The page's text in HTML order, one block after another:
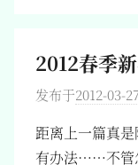
2012春季
发布于2012-03-
距离上一篇真
有办法……不管